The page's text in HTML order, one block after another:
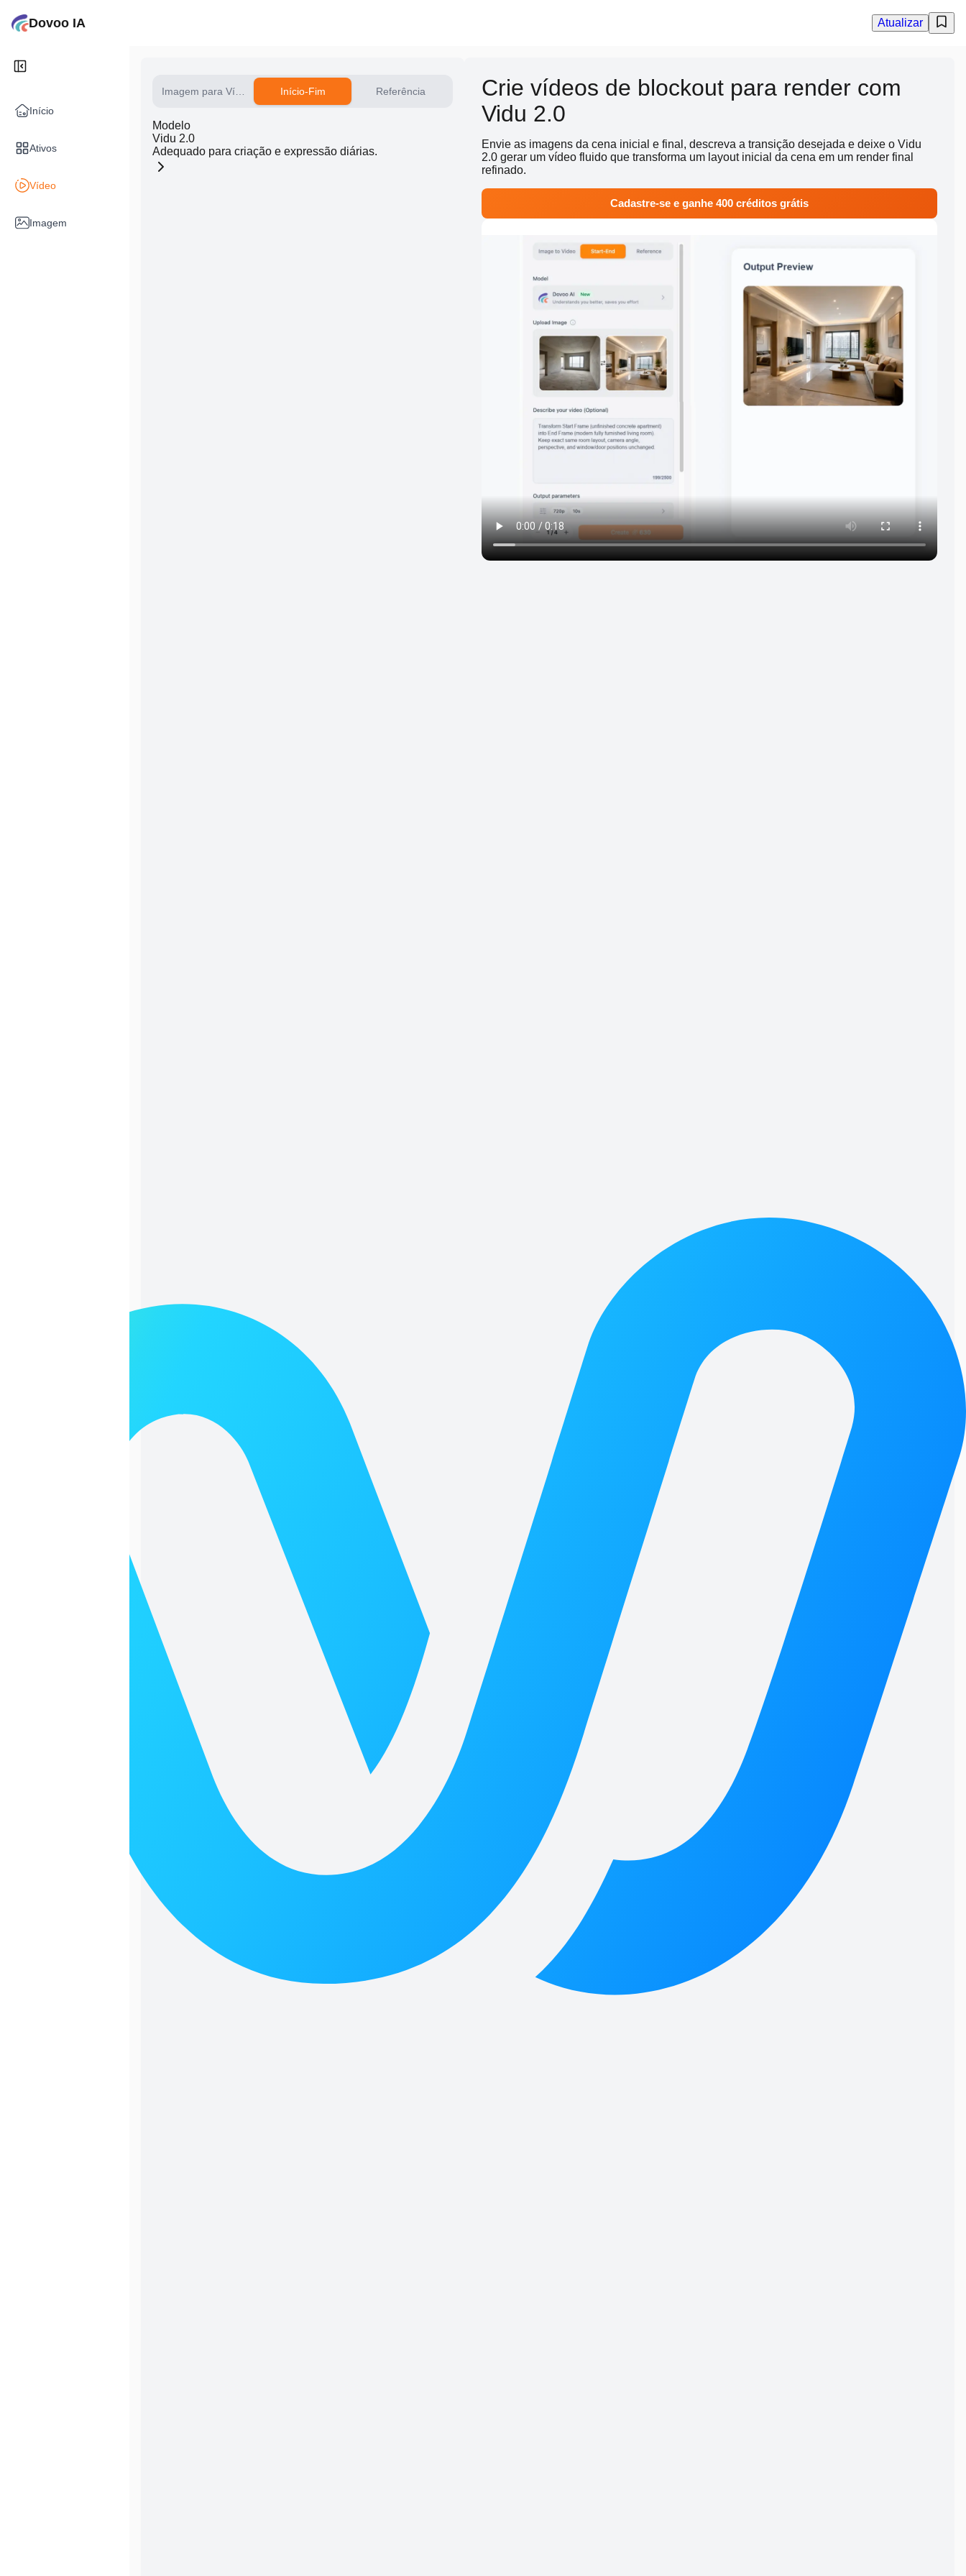
Dovoo IA Atualizar
Início
Ativos
Vídeo
Imagem
Início-Fim Referência
Modelo
Vidu 2.0
Adequado para criação e expressão diárias.
Crie vídeos de blockout para render com
Vidu 2.0
Envie as imagens da cena inicial e final, descreva a transição desejada e deixe o Vidu
2.0 gerar um vídeo fluido que transforma um layout inicial da cena em um render final
refinado.
Cadastre-se e ganhe 400 créditos grátis